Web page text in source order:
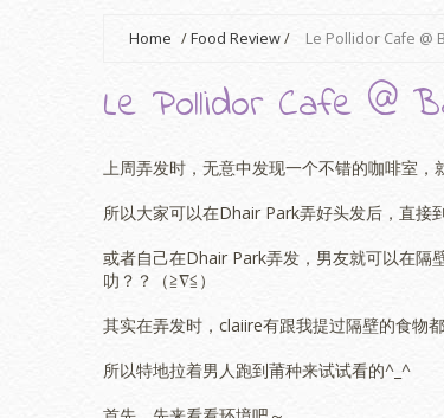
Home /Food Review/ Le Pollidor Cafe @
Le Pollidor Cafe @
上周弄发时，无意中发现一个不错的咖啡室，
所以大家可以在Dhair Park弄好头发后，直接
或者自己在Dhair Park弄发，男友就可以在隔
叻？？（≧∇≦）
其实在弄发时，claiire有跟我提过隔壁的食物
所以特地拉着男人跑到莆种来试试看的^_^